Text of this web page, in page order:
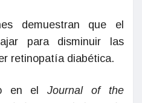
demuestran que el
para disminuir las
retinopatía diabética.
en elJournal of the